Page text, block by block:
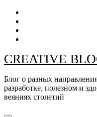
Перейти
содержанию
CREATIVE
Блог о разных
разработке, полезном и
веяниях столетий